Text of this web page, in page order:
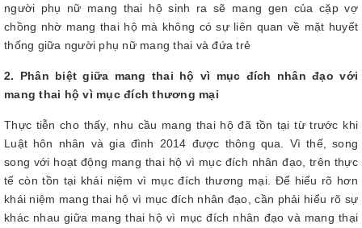
người phụ nữ mang thai hộ sinh ra sẽ mang gen của cặp vợ
chồng nhờ mang thai hộ mà không có sự liên quan về mặt huyết
thống giữa người phụ nữ mang thai và đứa trẻ
2. Phân biệt giữa mang thai hộ vì mục đích nhân đạo với
mang thai hộ vì mục đích thương mại
Thực tiễn cho thấy, nhu cầu mang thai hộ đã tồn tại từ trước khi
Luật hôn nhân và gia đình 2014 được thông qua. Vì thế, song
song với hoạt động mang thai hộ vì mục đích nhân đạo, trên thực
tế còn tồn tại khái niệm vì mục đích thương mại. Để hiểu rõ hơn
khái niệm mang thai hộ vì mục đích nhân đạo, cần phải hiểu rõ sự
khác nhau giữa mang thai hộ vì mục đích nhân đạo và mang thại